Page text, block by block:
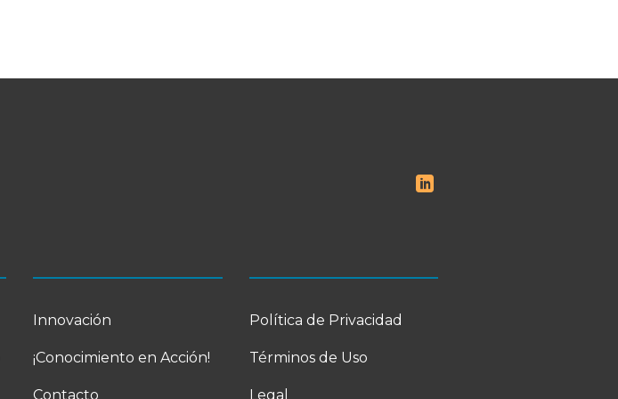
Innovación
¡Conocimiento en Acción!
Contacto
Política de Privacidad
Términos de Uso
Legal